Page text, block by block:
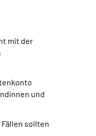
mit der
und
sollten